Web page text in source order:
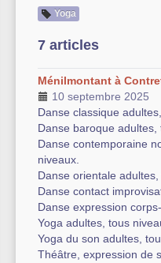
Yoga
7 articles
Ménilmontant à
10 septembre 2025
Danse classique
Danse baroque adultes,
Danse contemporaine
niveaux.
Danse orientale adultes,
Danse contact
Danse expression
Yoga adultes, tous
Yoga du son adultes,
Théâtre, expression de